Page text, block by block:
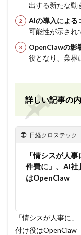
出する新たな動
AIの導入による
可能性が示され
OpenClawの影
役となり、業界
詳しい記事の
日経クロステック
「情シスが人
件費に」、AI
はOpenClaw
「情シスが人事に
付け役はOpenClaw